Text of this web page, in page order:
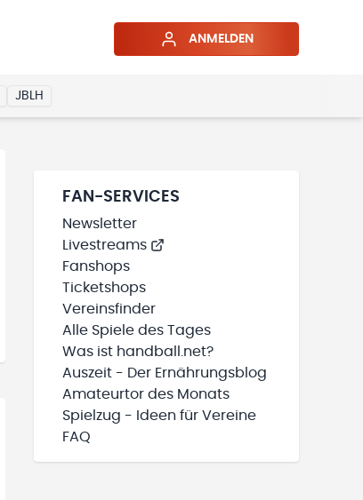
ANMELDEN
JBLH
FAN-SERVICES
Newsletter
Livestreams
Fanshops
Ticketshops
Vereinsfinder
Alle Spiele des Tages
Was ist handball.net?
Auszeit - Der Ernährungsblog
Amateurtor des Monats
Spielzug - Ideen für Vereine
FAQ